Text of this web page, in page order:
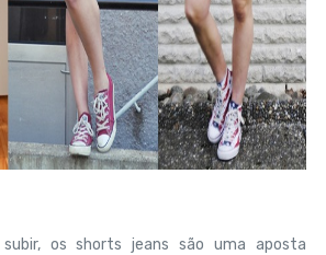
os shorts jeans são uma aposta